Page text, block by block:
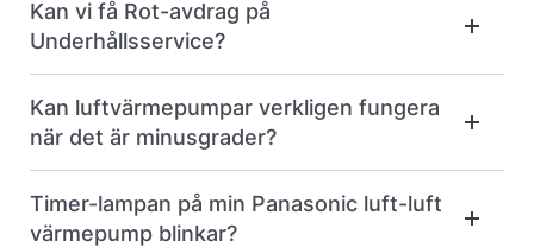
Kan vi få Rot-avdrag på
Underhållsservice?
Kan luftvärmepumpar verkligen fungera
när det är minusgrader?
Timer-lampan på min Panasonic luft-luft
värmepump blinkar?